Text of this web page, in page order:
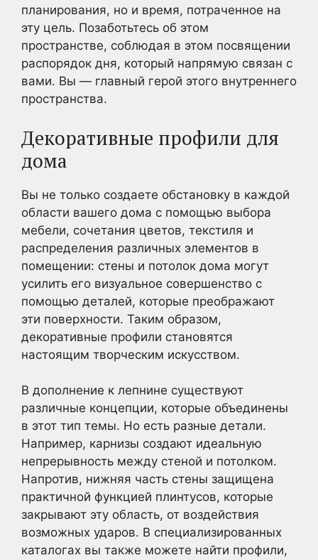
планирования, но и время, потраченное на
эту цель. Позаботьтесь об этом
пространстве, соблюдая в этом посвящении
распорядок дня, который напрямую связан с
вами. Вы — главный герой этого внутреннего
пространства.
Декоративные профили для
дома
Вы не только создаете обстановку в каждой
области вашего дома с помощью выбора
мебели, сочетания цветов, текстиля и
распределения различных элементов в
помещении: стены и потолок дома могут
усилить его визуальное совершенство с
помощью деталей, которые преображают
эти поверхности. Таким образом,
декоративные профили становятся
настоящим творческим искусством.
В дополнение к лепнине существуют
различные концепции, которые объединены
в этот тип темы. Но есть разные детали.
Например, карнизы создают идеальную
непрерывность между стеной и потолком.
Напротив, нижняя часть стены защищена
практичной функцией плинтусов, которые
закрывают эту область, от воздействия
возможных ударов. В специализированных
каталогах вы также можете найти профили,